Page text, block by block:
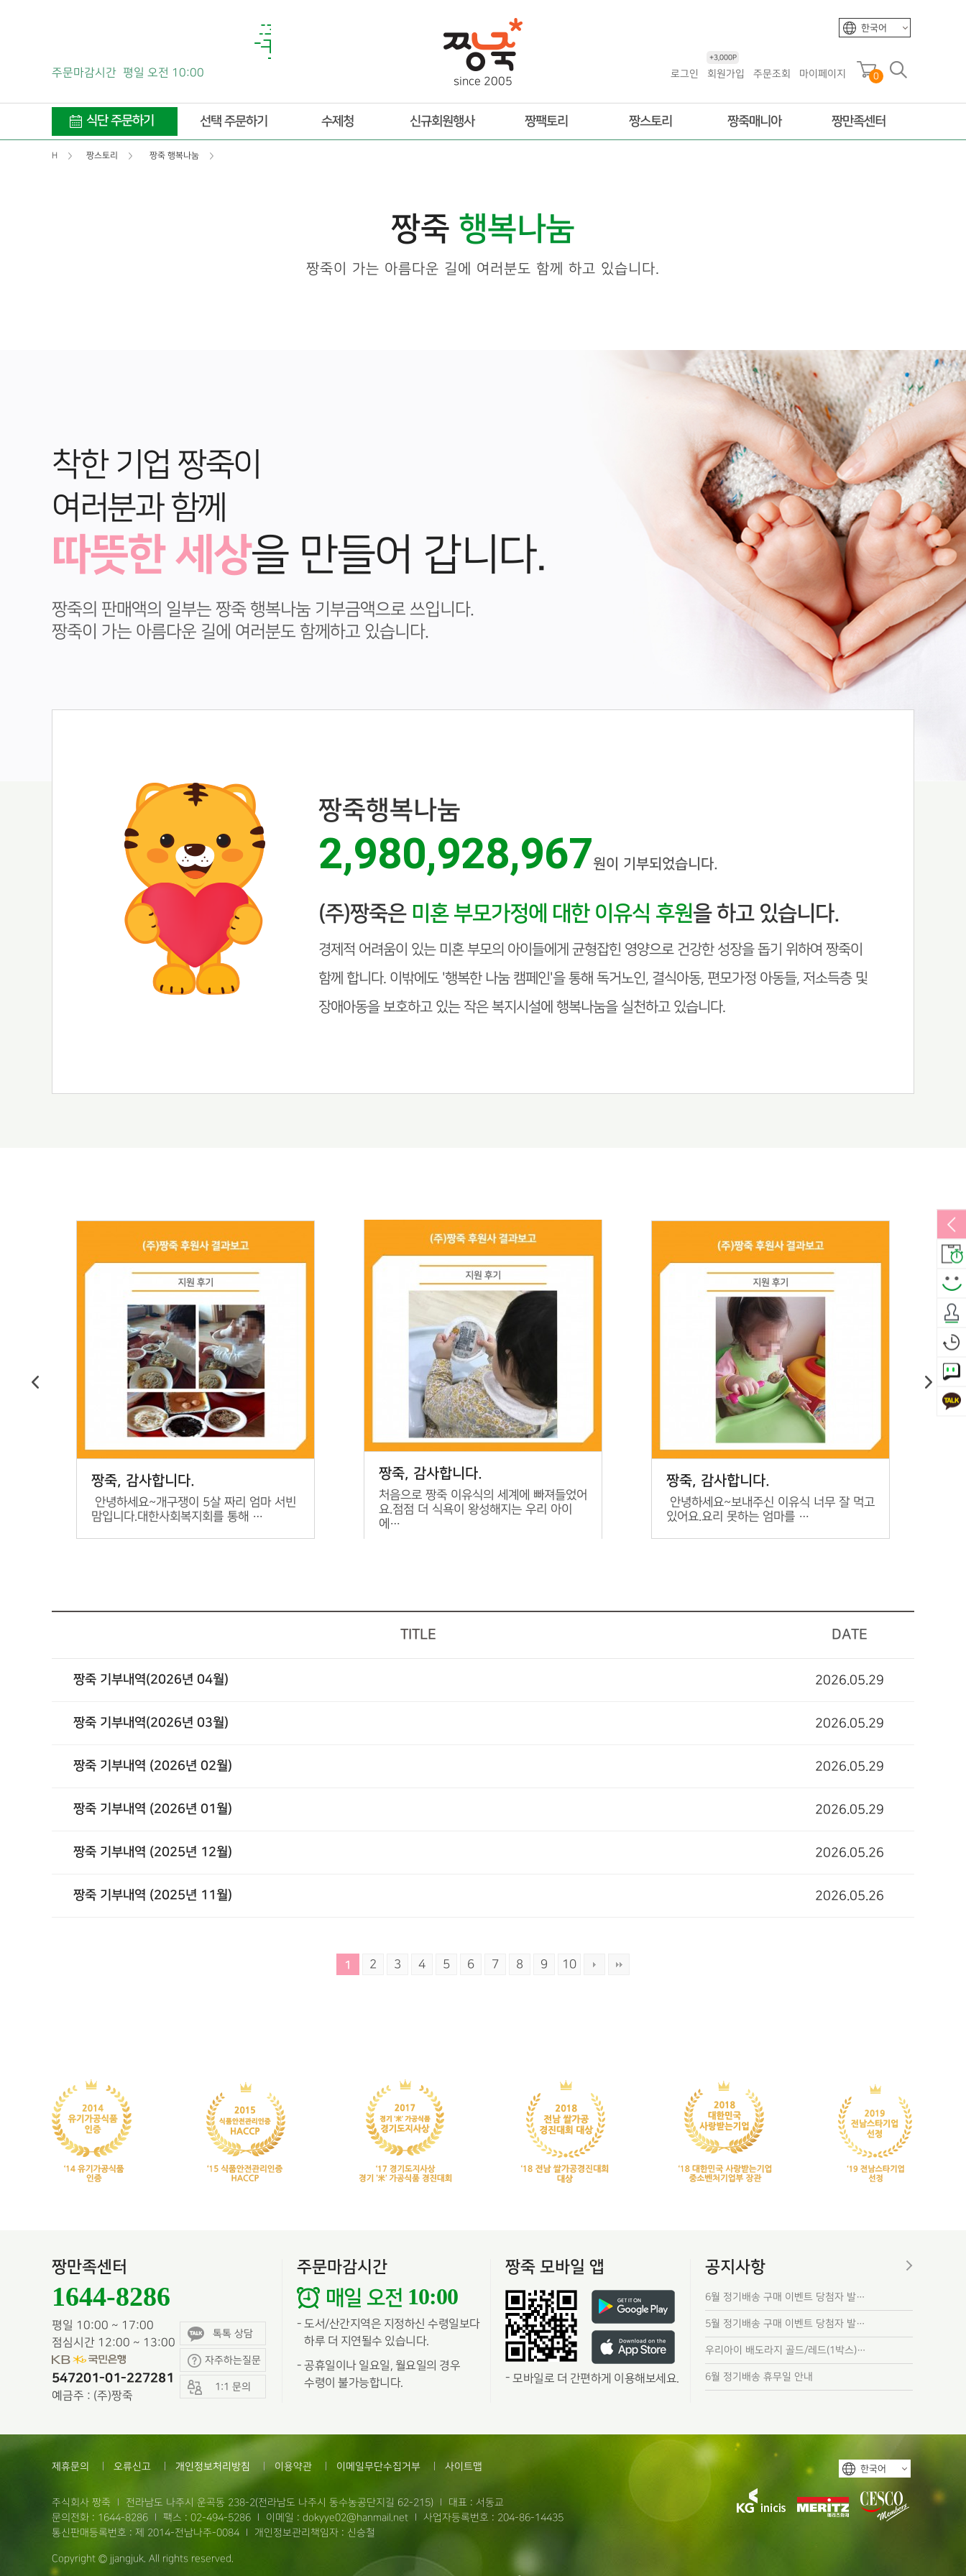
한국어
주문마감시간 평일 오전 10:00
since 2005
로그인 회원가입
+3,000P
주문조회 마이페이지 0
식단 주문하기 선택 주문하기 수제청 신규회원행사 짱팩토리 짱스토리 짱죽매니아 짱만족센터
H 짱스토리 짱죽 행복나눔
짱죽 행복나눔
짱죽이 가는 아름다운 길에 여러분도 함께 하고 있습니다.
착한 기업 짱죽이
여러분과 함께
따뜻한 세상을 만들어 갑니다.
짱죽의 판매액의 일부는 짱죽 행복나눔 기부금액으로 쓰입니다.
짱죽이 가는 아름다운 길에 여러분도 함께하고 있습니다.
짱죽행복나눔
2,980,928,967원이 기부되었습니다.
(주)짱죽은 미혼 부모가정에 대한 이유식 후원을 하고 있습니다.
경제적 어려움이 있는 미혼 부모의 아이들에게 균형잡힌 영양으로 건강한 성장을 돕기 위하여 짱죽이
함께 합니다. 이밖에도 '행복한 나눔 캠페인'을 통해 독거노인, 결식아동, 편모가정 아동들, 저소득층 및
장애아동을 보호하고 있는 작은 복지시설에 행복나눔을 실천하고 있습니다.
짱죽, 감사합니다.
안녕하세요~개구쟁이 5살 짜리 엄마 서빈
맘입니다.대한사회복지회를 통해 …
짱죽, 감사합니다.
처음으로 짱죽 이유식의 세계에 빠져들었어
요.점점 더 식욕이 왕성해지는 우리 아이
에…
짱죽, 감사합니다.
안녕하세요~보내주신 이유식 너무 잘 먹고
있어요.요리 못하는 엄마를 …
짱만족센터
1644-8286
평일 10:00 ~ 17:00
점심시간 12:00 ~ 13:00
547201-01-227281
예금주 : (주)짱죽
톡톡 상담
자주하는질문
1:1 문의
주문마감시간
매일 오전 10:00
- 도서/산간지역은 지정하신 수령일보다
하루 더 지연될수 있습니다.
- 공휴일이나 일요일, 월요일의 경우
수령이 불가능합니다.
짱죽 모바일 앱
- 모바일로 더 간편하게 이용해보세요.
공지사항
6월 정기배송 구매 이벤트 당첨자 발…
5월 정기배송 구매 이벤트 당첨자 발…
우리아이 배도라지 골드/레드(1박스)…
6월 정기배송 휴무일 안내
제휴문의 오류신고 개인정보처리방침 이용약관 이메일무단수집거부 사이트맵
주식회사 짱죽 전라남도 나주시 운곡동 238-2(전라남도 나주시 동수농공단지길 62-215)
대표 : 서동교
문의전화 : 1644-8286
팩스 : 02-494-5286 이메일 : dokyye02@hanmail.net
사업자등록번호 : 204-86-14435
통신판매등록번호 : 제 2014-전남나주-0084
개인정보관리책임자 : 신승철
Copyright © jjangjuk. All rights reserved.
한국어